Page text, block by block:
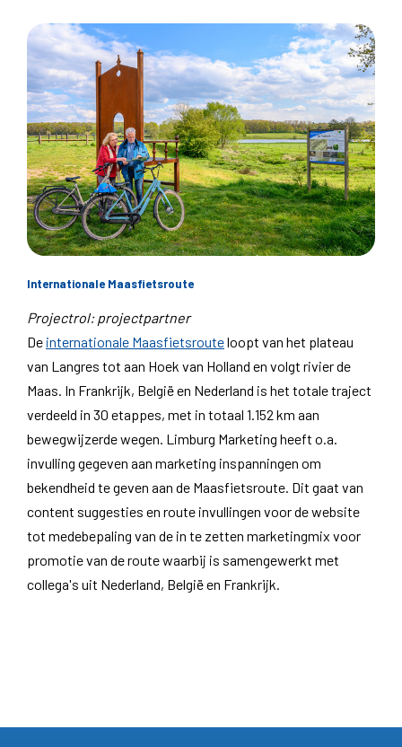
Internationale Maasfietsroute
Projectrol: projectpartner
De internationale Maasfietsrouteloopt van het plateau
van Langres tot aan Hoek van Holland en volgt rivier de
Maas. In Frankrijk, België en Nederland is het totale traject
verdeeld in 30 etappes, met in totaal 1.152 km aan
bewegwijzerde wegen. Limburg Marketing heeft o.a.
invulling gegeven aan marketing inspanningen om
bekendheid te geven aan de Maasfietsroute. Dit gaat van
content suggesties en route invullingen voor de website
tot medebepaling van de in te zetten marketingmix voor
promotie van de route waarbij is samengewerkt met
collega's uit Nederland, België en Frankrijk.